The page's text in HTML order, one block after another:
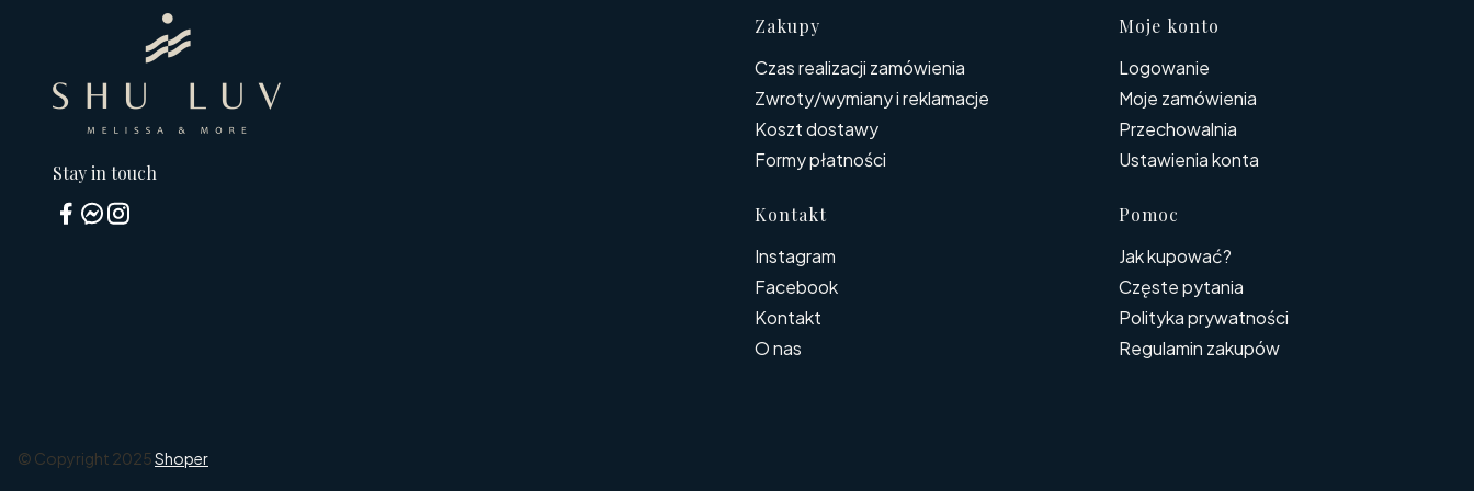
Stay in touch
Linki w stopce
Zakupy
Czas realizacji zamówienia
Zwroty/wymiany i reklamacje
Koszt dostawy
Formy płatności
Moje konto
Logowanie
Moje zamówienia
Przechowalnia
Ustawienia konta
Kontakt
Instagram
Facebook
Kontakt
O nas
Pomoc
Jak kupować?
Częste pytania
Polityka prywatności
Regulamin zakupów
© Copyright 2025Shoper